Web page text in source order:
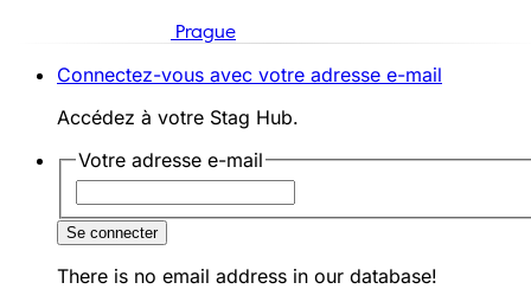
Prague
Connectez-vous avec votre adresse e-mail
Accédez à votre Stag Hub.
Votre adresse e-mail
Se connecter
There is no email address in our database!